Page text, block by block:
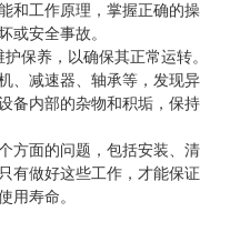
和工作原理，掌握正确的操
或安全事故。
保养，以确保其正常运转。
、减速器、轴承等，发现异
备内部的杂物和积垢，保持
方面的问题，包括安装、清
有做好这些工作，才能保证
用寿命。